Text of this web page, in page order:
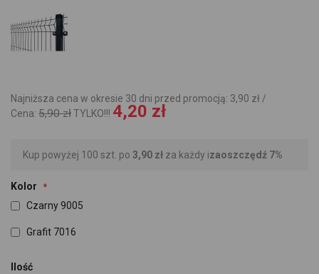
Najniższa cena w okresie 30 dni przed promocją: 3,90 zł /
Cena: 5,90 złTYLKO!!! 4,20 zł
Kup powyżej 100 szt. po3,90 zł za każdy izaoszczędź 7%
Kolor
Czarny 9005
Grafit 7016
Ilość